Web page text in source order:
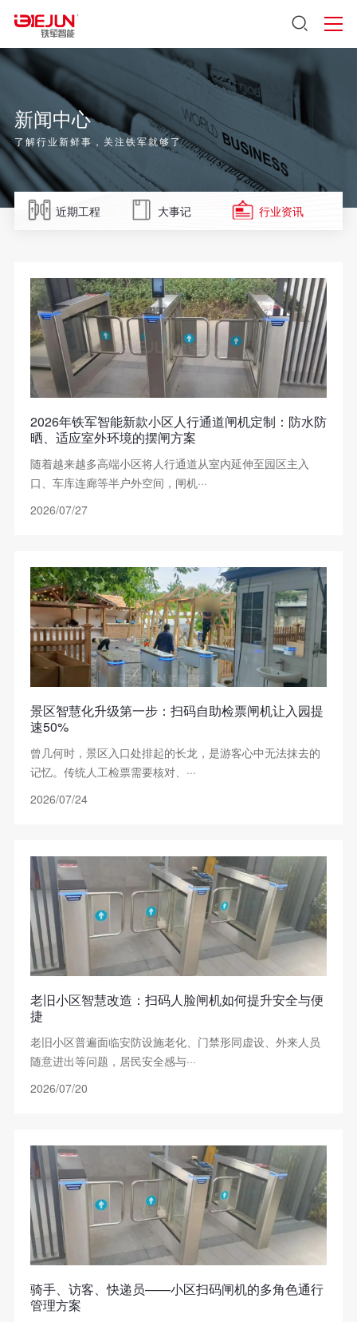
新闻中心
了解行业新鲜事，关注铁军就够了
近期工程 大事记 行业资讯
2026年铁军智能新款小区人行通道闸机定制：防水防
晒、适应室外环境的摆闸方案
随着越来越多高端小区将人行通道从室内延伸至园区主入
口、车库连廊等半户外空间，闸机···
2026/07/27
景区智慧化升级第一步：扫码自助检票闸机让入园提
速50%
曾几何时，景区入口处排起的长龙，是游客心中无法抹去的
记忆。传统人工检票需要核对、···
2026/07/24
老旧小区智慧改造：扫码人脸闸机如何提升安全与便
捷
老旧小区普遍面临安防设施老化、门禁形同虚设、外来人员
随意进出等问题，居民安全感与···
2026/07/20
骑手、访客、快递员——小区扫码闸机的多角色通行
管理方案